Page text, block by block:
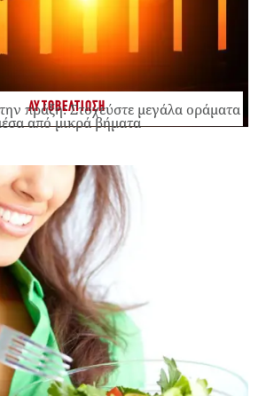
ΑΥΤΟΒΕΛΤΙΩΣΗ
πράξη: Στοχεύστε μεγάλα οράματα
από μικρά βήματα